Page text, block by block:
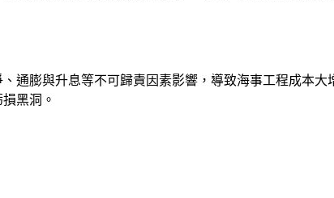
通膨與升息等不可歸責因素影響，導致海事工程成本
黑洞。